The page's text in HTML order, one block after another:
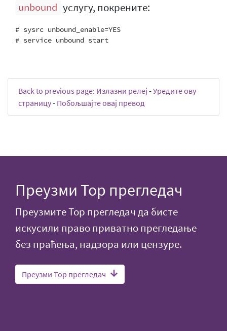
unbound услугу, покрените:
# sysrc unbound_enable=YES
Back to previous page: Излазни релеј -Уредите ову
страницу- Побољшајте овај превод
Преузми Тор прегледач
Преузмите Тор прегледач да бисте
искусили право приватно прегледање
без праћења, надзора или цензуре.
Преузми Тор прегледач